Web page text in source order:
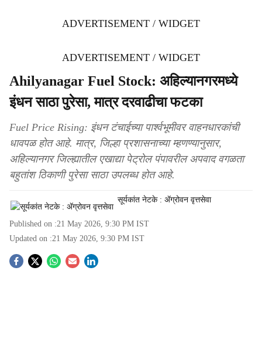
ADVERTISEMENT / WIDGET
ADVERTISEMENT / WIDGET
Ahilyanagar Fuel Stock: अहिल्यानगरमध्ये
इंधन साठा पुरेसा, मात्र दरवाढीचा फटका
Fuel Price Rising: इंधन टंचाईच्या पार्श्वभूमीवर वाहनधारकांची
धावपळ होत आहे. मात्र, जिल्हा प्रशासनाच्या म्हणण्यानुसार,
अहिल्यानगर जिल्ह्यातील एखाद्या पेट्रोल पंपावरील अपवाद वगळता
बहुतांश ठिकाणी पुरेसा साठा उपलब्ध होत आहे.
सूर्यकांत नेटके : ॲग्रोवन वृत्तसेवा
Published on :21 May 2026, 9:30 PM IST
Updated on :21 May 2026, 9:30 PM IST
S